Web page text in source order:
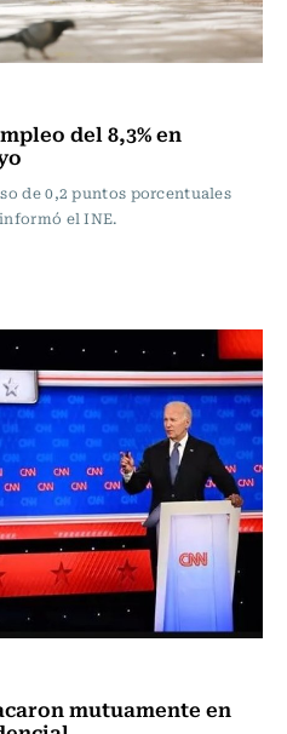
del 8,3% en
de 0,2 puntos porcentuales
el INE.
mutuamente en